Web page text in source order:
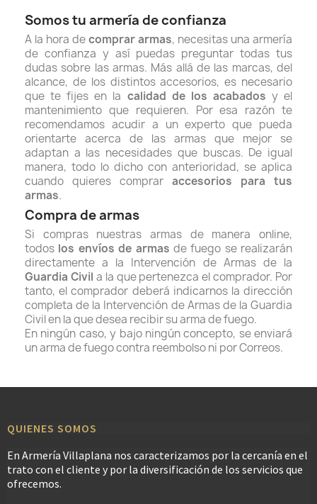
Somos tu armería de confianza
A la hora decomprar armas, necesitas una armería
de confianza y así puedas preguntar todas tus
dudas sobre las armas. Más allá de las marcas, del
alcance, de los distintos accesorios, es necesario
que te fijes en la calidad de los acabados y el
mantenimiento que requieren. Por esa razón te
recomendamos acudir a un experto que pueda
orientarte acerca de las armas que mejor se
adaptan a las necesidades que buscas. De igual
manera, todo lo dicho con anterioridad, se aplica
cuando quieres comprar accesorios para tus
armas.
Compra de armas
Si compras nuestras armas de manera online,
todos los envíos de armas de fuego se realizarán
directamente a la Intervención de Armas de la
Guardia Civil a la que pertenezca el comprador. Por
tanto, el comprador deberá indicarnos la dirección
completa de la Intervención de Armas de la Guardia
Civil en la que desea recibir su arma de fuego.
En ningún caso, y bajo ningún concepto, se enviará
un arma de fuego contra reembolso ni por Correos.
QUIENES SOMOS
En Armería Villaplana nos caracterizamos por la cercanía en el
trato con el cliente y por la diversificación de los servicios que
ofrecemos.